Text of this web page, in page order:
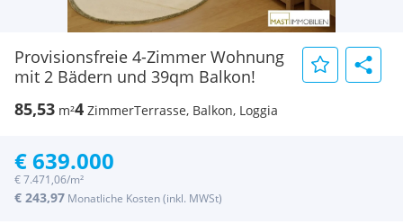
Provisionsfreie 4-Zimmer Wohnung
mit 2 Bädern und 39qm Balkon!
85,53 m²4 ZimmerTerrasse, Balkon, Loggia
€ 639.000
€ 7.471,06/m²
€ 243,97 Monatliche Kosten (inkl. MWSt)